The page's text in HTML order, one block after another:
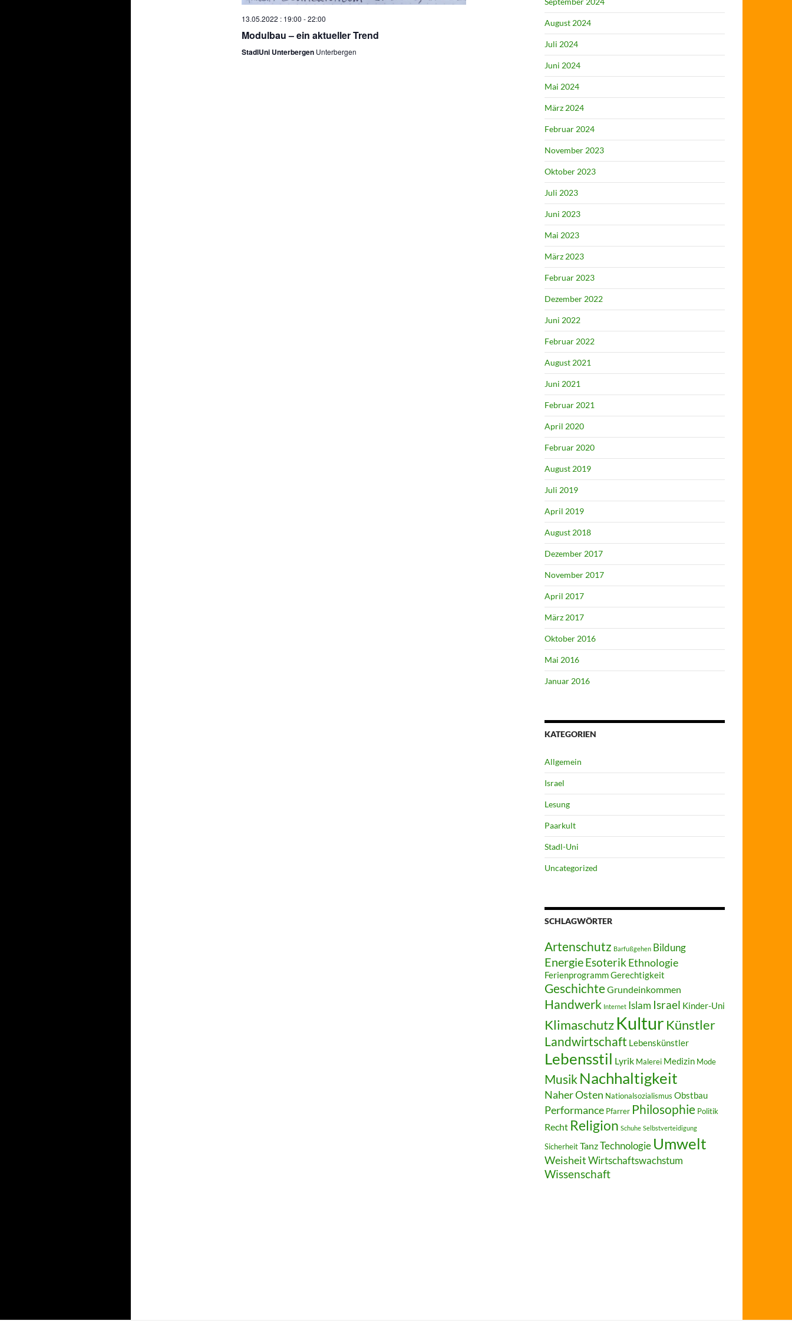
13.05.2022 : 19:00 -22:00
Modulbau – ein aktueller Trend
StadlUni Unterbergen Unterbergen
August 2024
Juli 2024
Juni 2024
Mai 2024
März 2024
Februar 2024
November 2023
Oktober 2023
Juli 2023
Juni 2023
Mai 2023
März 2023
Februar 2023
Dezember 2022
Juni 2022
Februar 2022
August 2021
Juni 2021
Februar 2021
April 2020
Februar 2020
August 2019
Juli 2019
April 2019
August 2018
Dezember 2017
November 2017
April 2017
März 2017
Oktober 2016
Mai 2016
Januar 2016
KATEGORIEN
Allgemein
Israel
Lesung
Paarkult
Stadl-Uni
Uncategorized
SCHLAGWÖRTER
Artenschutz Barfußgehen Bildung
EnergieEsoterik Ethnologie
FerienprogrammGerechtigkeit
GeschichteGrundeinkommen
Handwerk Internet Islam Israel Kinder-Uni
KlimaschutzKultur Künstler
Landwirtschaft Lebenskünstler
Lebensstil Lyrik Malerei Medizin Mode
MusikNachhaltigkeit
Naher Osten Nationalsozialismus Obstbau
Performance Pfarrer Philosophie Politik
Recht Religion Schuhe Selbstverteidigung
SicherheitTanzTechnologie Umwelt
WeisheitWirtschaftswachstum
Wissenschaft